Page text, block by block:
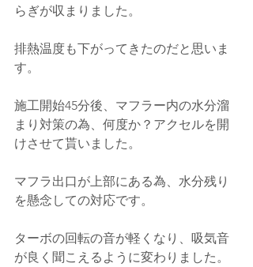
らぎが収まりました。
排熱温度も下がってきたのだと思いま
す。
施工開始45分後、マフラー内の水分溜
まり対策の為、何度か？アクセルを開
けさせて貰いました。
マフラ出口が上部にある為、水分残り
を懸念しての対応です。
ターボの回転の音が軽くなり、吸気音
が良く聞こえるように変わりました。